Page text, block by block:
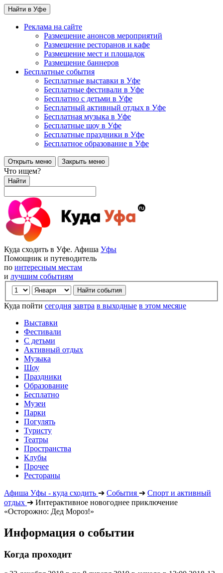
Найти в Уфе
Реклама на сайте
Размещение анонсов мероприятий
Размещение ресторанов и кафе
Размещение мест и площадок
Размещение баннеров
Бесплатные события
Бесплатные выставки в Уфе
Бесплатные фестивали в Уфе
Бесплатно с детьми в Уфе
Бесплатный активный отдых в Уфе
Бесплатная музыка в Уфе
Бесплатные шоу в Уфе
Бесплатные праздники в Уфе
Бесплатное образование в Уфе
Открыть меню Закрыть меню
Что ищем?
Найти
Куда сходить в Уфе. Афиша Уфы
Помощник и путеводитель
по интересным местам
и лучшим событиям
Куда пойти сегодня завтра в выходные в этом месяце
Выставки
Фестивали
С детьми
Активный отдых
Музыка
Шоу
Праздники
Образование
Бесплатно
Музеи
Парки
Погулять
Туристу
Театры
Пространства
Клубы
Прочее
Рестораны
Афиша Уфы - куда сходить ➔ События ➔ Спорт и активный
отдых ➔ Интерактивное новогоднее приключение
«Осторожно: Дед Мороз!»
Информация о событии
Когда проходит